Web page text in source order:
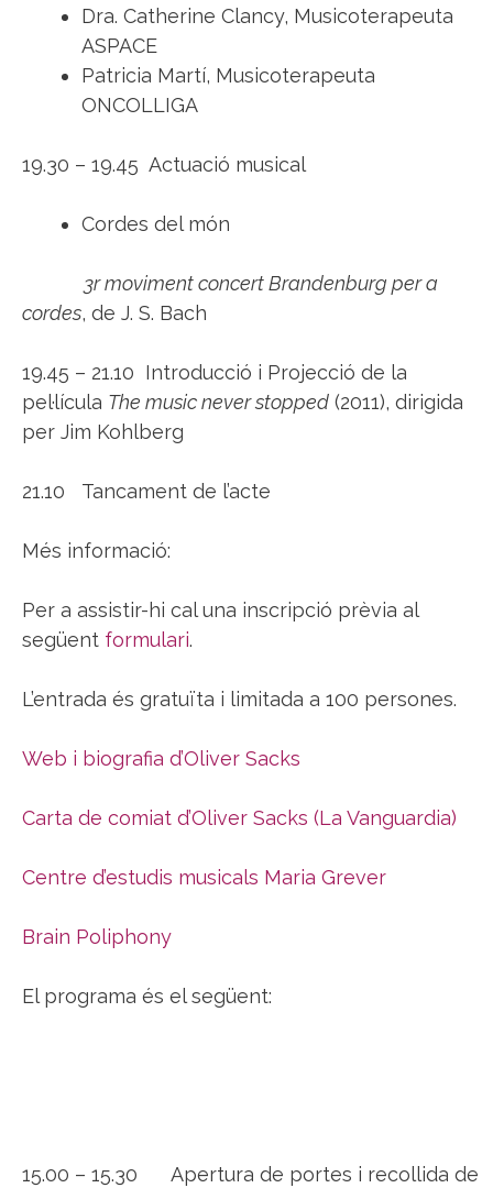
Dra. Catherine Clancy, Musicoterapeuta
ASPACE
Patricia Martí, Musicoterapeuta
ONCOLLIGA
19.30 – 19.45 Actuació musical
Cordes del món
3r moviment concert Brandenburg per a
cordes, de J. S. Bach
19.45 – 21.10 Introducció i Projecció de la
pel·lícula The music never stopped (2011), dirigida
per Jim Kohlberg
21.10 Tancament de l’acte
Més informació:
Per a assistir-hi cal una inscripció prèvia al
següent formulari.
L’entrada és gratuïta i limitada a 100 persones.
Web i biografia d’Oliver Sacks
Carta de comiat d’Oliver Sacks (La Vanguardia)
Centre d’estudis musicals Maria Grever
Brain Poliphony
El programa és el següent:
15.00 – 15.30 Apertura de portes i recollida de